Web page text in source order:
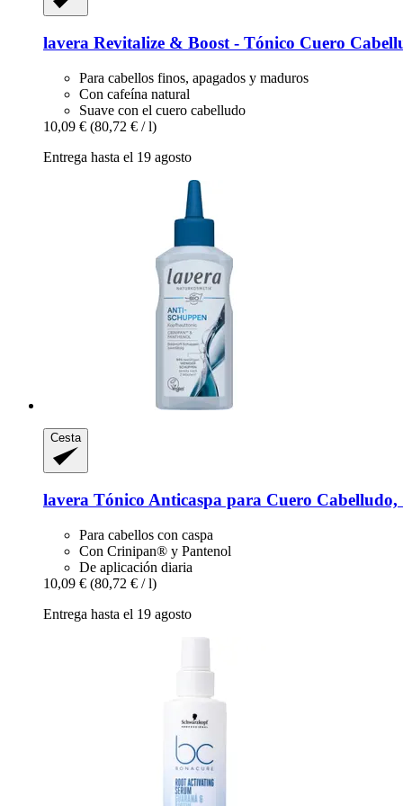
lavera Revitalize & Boost -​ Tónico Cuero
Para cabellos finos, apagados y maduros
Con cafeína natural
Suave con el cuero cabelludo
10,09 € (80,72 € / l)
Entrega hasta el 19 agosto
Cesta
lavera Tónico Anticaspa para Cuero Cabelludo,
Para cabellos con caspa
Con Crinipan® y Pantenol
De aplicación diaria
10,09 € (80,72 € / l)
Entrega hasta el 19 agosto